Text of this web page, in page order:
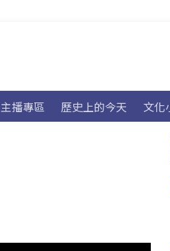
主播專區 歷史上的今天 文化